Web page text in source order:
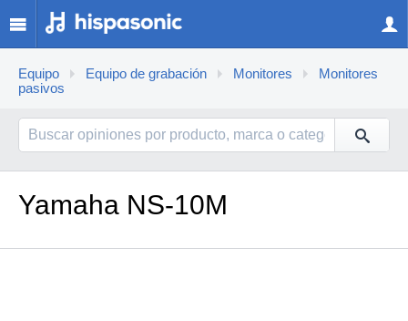
Equipo Equipo de grabación Monitores
Monitores
pasivos
Yamaha NS-10M